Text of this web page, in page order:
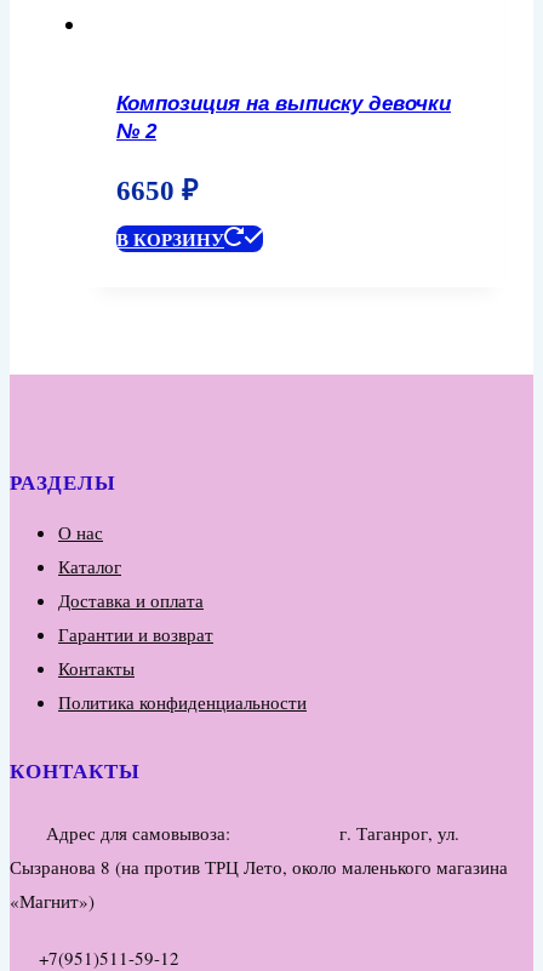
Композиция на выписку девочки
№ 2
6650 ₽
В КОРЗИНУ
РАЗДЕЛЫ
О нас
Каталог
Доставка и оплата
Гарантии и возврат
Контакты
Политика конфиденциальности
КОНТАКТЫ
Адрес для самовывоза: г. Таганрог, ул.
Сызранова 8 (на против ТРЦ Лето, около маленького магазина
«Магнит»)
+7(951)511-59-12